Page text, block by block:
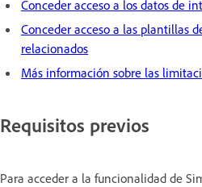
Conceder acceso a los datos de
Conceder acceso a las plantillas
relacionados
Más información sobre las
Requisitos previos
Para acceder a la funcionalidad de